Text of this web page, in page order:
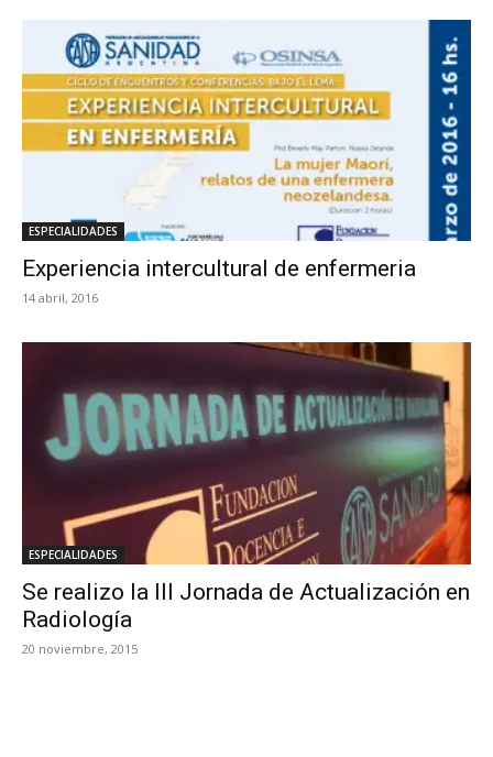
ESPECIALIDADES
Experiencia intercultural de enfermeria
14 abril, 2016
ESPECIALIDADES
Se realizo la III Jornada de Actualización en
Radiología
20 noviembre, 2015